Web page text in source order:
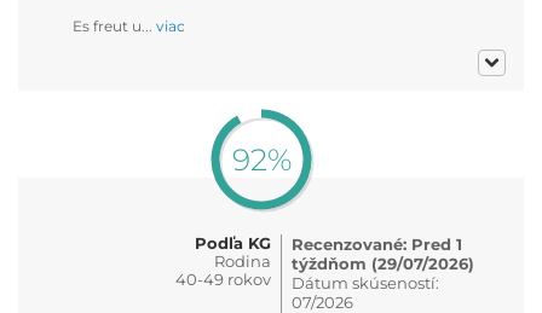
Es freut u... viac
92%
Podľa KG
Rodina
40-49 rokov
Recenzované: Pred 1
týždňom (29/07/2026)
Dátum skúseností:
07/2026